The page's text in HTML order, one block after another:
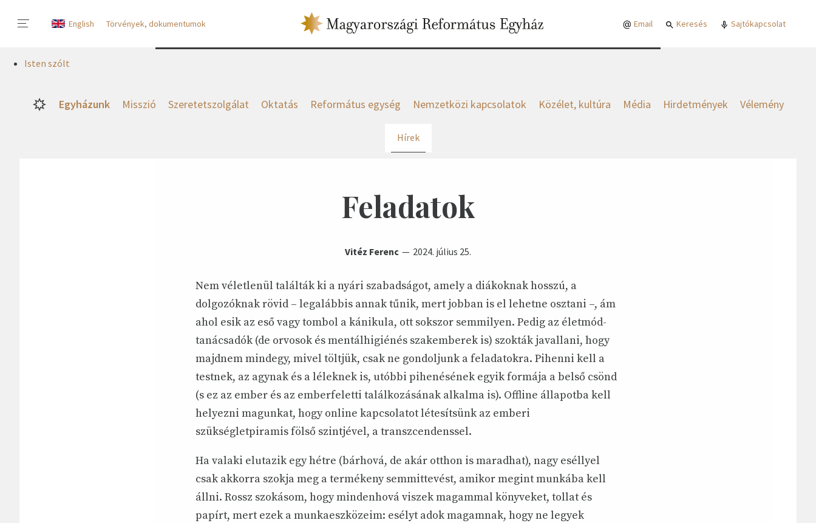
English Törvények, dokumentumok Email Keresés Sajtókapcsolat
Isten szólt
Egyházunk Misszió Szeretetszolgálat Oktatás Református egység Nemzetközi kapcsolatok Közélet, kultúra Média Hirdetmények Vélemény
Hírek
Feladatok
Vitéz Ferenc 2024. július 25.
Nem véletlenül találták ki a nyári szabadságot, amely a diákoknak hosszú, a
dolgozóknak rövid – legalábbis annak tűnik, mert jobban is el lehetne osztani –, ám
ahol esik az eső vagy tombol a kánikula, ott sokszor semmilyen. Pedig az életmód-
tanácsadók (de orvosok és mentálhigiénés szakemberek is) szokták javallani, hogy
majdnem mindegy, mivel töltjük, csak ne gondoljunk a feladatokra. Pihenni kell a
testnek, az agynak és a léleknek is, utóbbi pihenésének egyik formája a belső csönd
(s ez az ember és az emberfeletti találkozásának alkalma is). Offline állapotba kell
helyezni magunkat, hogy online kapcsolatot létesítsünk az emberi
szükségletpiramis fölső szintjével, a transzcendenssel.
Ha valaki elutazik egy hétre (bárhová, de akár otthon is maradhat), nagy eséllyel
csak akkorra szokja meg a termékeny semmittevést, amikor megint munkába kell
állni. Rossz szokásom, hogy mindenhová viszek magammal könyveket, tollat és
papírt, mert ezek a munkaeszközeim: esélyt adok magamnak, hogy ne legyek